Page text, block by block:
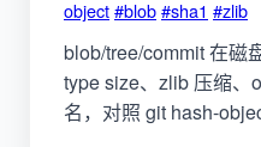
object#blob#sha1 #zlib
blob/tree/commit 在磁
type size、zlib 压缩、
名，对照 git hash-